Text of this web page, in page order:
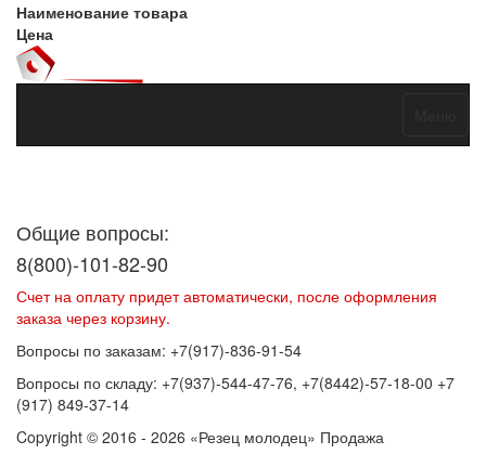
Наименование товара
Цена
Общие вопросы:
8(800)-101-82-90
Счет на оплату придет автоматически, после оформления
заказа через корзину.
Вопросы по заказам: +7(917)-836-91-54
Вопросы по складу: +7(937)-544-47-76, +7(8442)-57-18-00 +7
(917) 849-37-14
Copyright © 2016 - 2026 «Резец молодец» Продажа